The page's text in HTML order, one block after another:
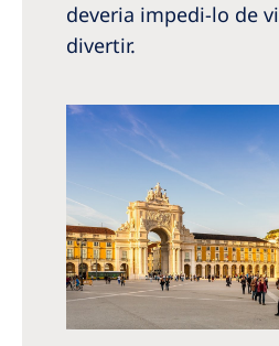
deveria impedi-lo de
divertir.